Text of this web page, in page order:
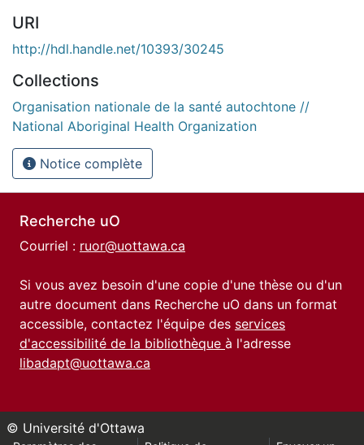
URI
http://hdl.handle.net/10393/30245
Collections
Organisation nationale de la santé autochtone //
National Aboriginal Health Organization
Notice complète
Recherche uO
Courriel : ruor@uottawa.ca
Si vous avez besoin d'une copie d'une thèse ou d'un
autre document dans Recherche uO dans un format
accessible, contactez l'équipe des services
d'accessibilité de la bibliothèque à l'adresse
libadapt@uottawa.ca
© Université d'Ottawa